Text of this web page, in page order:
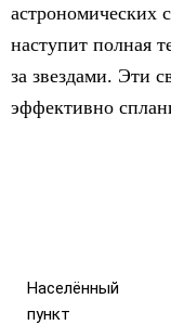
астрономических
наступит полная
за звездами. Эти
эффективно
Населённый
пункт